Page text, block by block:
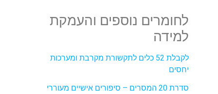
לחומרים נוספים והעמקת
למידה
לקבלת 52 כלים לתקשורת מקרבת ומערכות
יחסים
סדרת 20 המסרים – סיפורים אישיים מעוררי